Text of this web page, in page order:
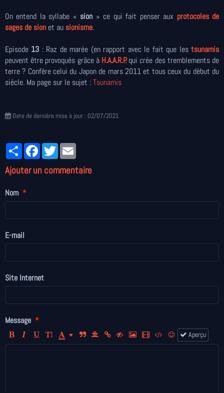
On entend la syllabe « sion » ce qui fait penser aux protocoles de
sages de sion et au sionisme.
Episode 13 : Raz de marée (en rapport avec le fait que lestsunamis
peuvent être provoqués grâce à H.A.A.R.P.qui crée des tremblements de
terre ? Confère celui du Japon de mars 2011 et tous ceux du début du
siècle. Ma page sur le sujet :Tsunamis
Date de dernière mise à jour : 02/07/2021
PartagerFacebookTwitter
Ajouter un commentaire
Nom
E-mail
Site Internet
Message
Aperçu